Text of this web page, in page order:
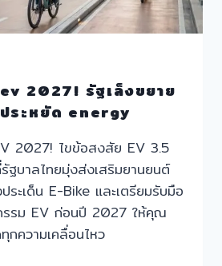
ev 2027! รัฐเล็งขยาย
ระหยัด energy
2027! ไขข้อสงสัย EV 3.5
บาลไทยมุ่งส่งเสริมยานยนต์
ะเด็น E-Bike และเตรียมรับมือ
รรม EV ก่อนปี 2027 ให้คุณ
กความเคลื่อนไหว